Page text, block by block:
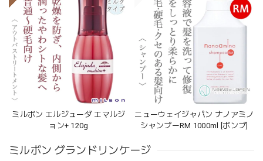
ミルボン エルジューダ エマルジ
ョン+ 120g
ニューウェイジャパン ナノアミノ
シャンプーRM 1000ml [ポンプ]
ミルボン グランドリンケージ